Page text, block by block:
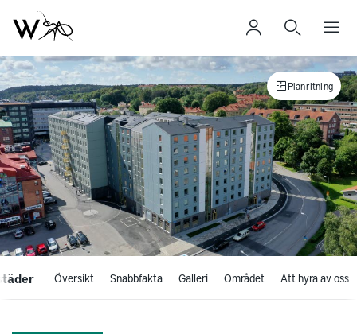
Planritning
Översikt Snabbfakta Galleri Området Att hyra av oss